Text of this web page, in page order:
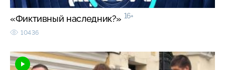
«Фиктивный наследник?» 16+
10436